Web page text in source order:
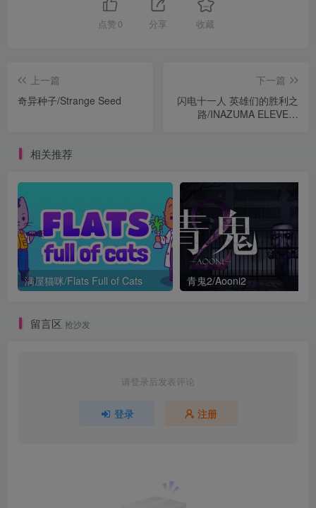
点赞 0 分享 收藏
上一篇
奇异种子/Strange Seed
下一篇
闪电十一人 英雄们的胜利之
路/INAZUMA ELEVEN:
相关推荐
满屋猫咪/Flats Full of Cats 青鬼2/Aooni2
留言区 抢沙发
请登录后发表评论
登录 注册